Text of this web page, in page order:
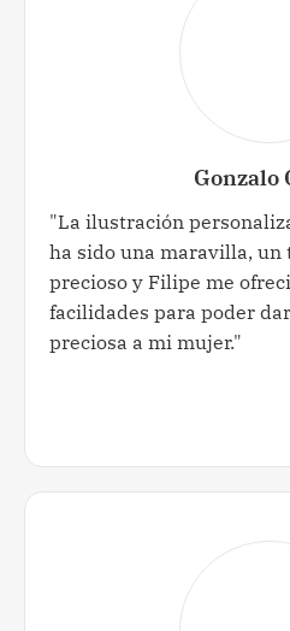
Gonzalo
"La ilustración
ha sido una maravilla, un
precioso y Filipe me
facilidades para poder
preciosa a mi mujer."